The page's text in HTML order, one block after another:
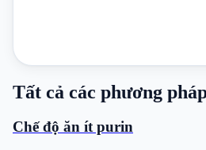
Tất cả các phương
Chế độ ăn ít purin